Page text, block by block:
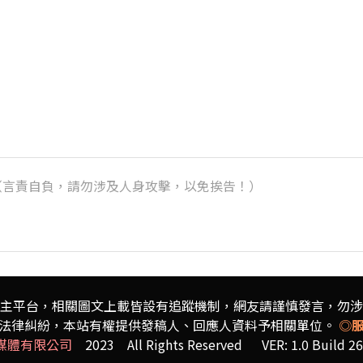
責自負，請勿涉及人身攻擊，以免挨告！）
平台，相關圖文上載皆設有追蹤機制， 網友請謹慎發言，勿
律糾紛，本站有權提供發稿人、 回應人資料予相關單位。 ◎
體有限公司 2023 All Rights Reserved VER: 1.0 Build